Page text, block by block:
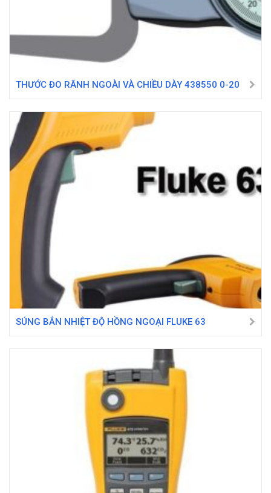
THƯỚC ĐO RÃNH NGOÀI VÀ CHIỀU DÀY 438550 0-20
SÚNG BẮN NHIỆT ĐỘ HỒNG NGOẠI FLUKE 63